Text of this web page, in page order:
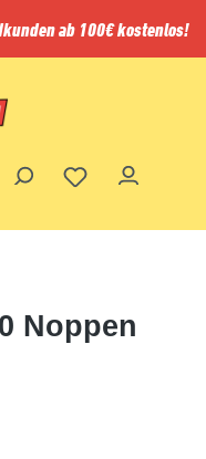
ab 100€ kostenlos!
Noppen